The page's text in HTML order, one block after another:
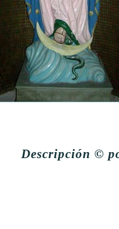
Descripción ©